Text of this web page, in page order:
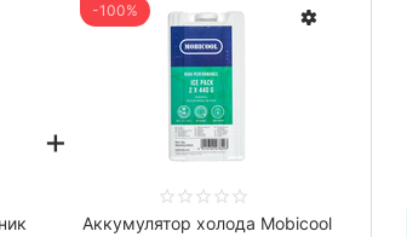
+
-100%
Аккумулятор холода Mobicool